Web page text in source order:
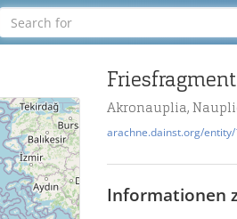
Friesfragment
Akronauplia,
arachne.dainst.org/
Informationen